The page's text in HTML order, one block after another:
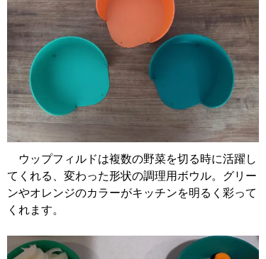
ウップフィルドは複数の野菜を切る時に活躍し
てくれる、変わった形状の調理用ボウル。グリー
ンやオレンジのカラーがキッチンを明るく彩って
くれます。